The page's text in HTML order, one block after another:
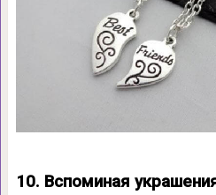
10. Вспоминая